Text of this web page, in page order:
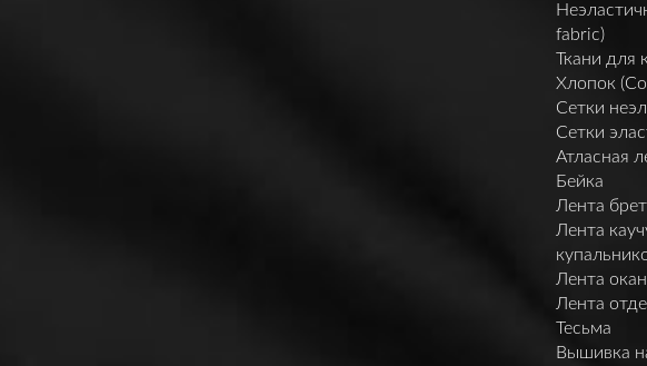
fabric)
Ткани для
Хлопок
Сетки
Сетки
Атласная
Бейка
Лента
Лента
Лента
Лента
Тесьма
Вышивка